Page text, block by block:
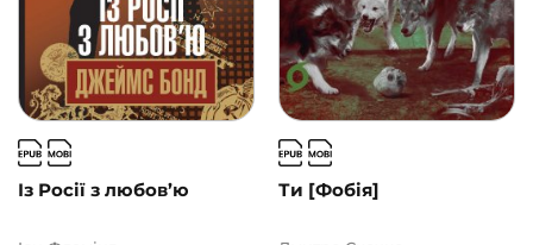
Із Росії з любов’ю Ти [Фобія]